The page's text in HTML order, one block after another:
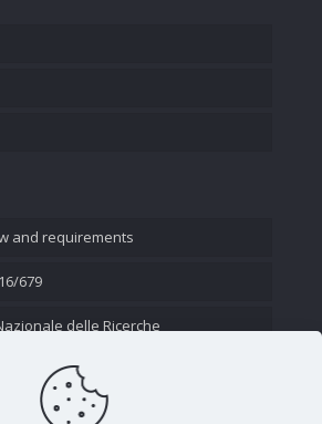
and requirements
679
delle Ricerche